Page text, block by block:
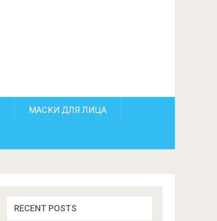
МАСКИ ДЛЯ ЛИЦА
RECENT POSTS